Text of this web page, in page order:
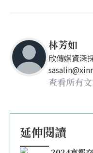
林芳如
欣傳媒資深
查看所有
延伸閱讀